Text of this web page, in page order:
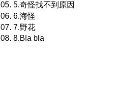
05. 5.奇怪找不到原因
06. 6.海怪
07. 7.野花
08. 8.Bla bla